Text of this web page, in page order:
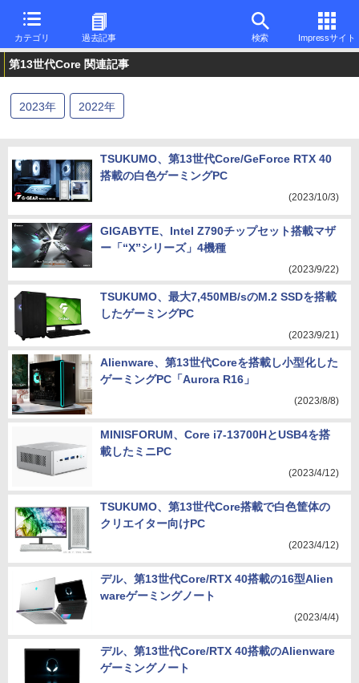
カテゴリ 過去記事 検索 Impressサイト
第13世代Core 関連記事
2023年 2022年
TSUKUMO、第13世代Core/GeForce RTX 40
搭載の白色ゲーミングPC
(2023/10/3)
GIGABYTE、Intel Z790チップセット搭載マザ
ー「“X”シリーズ」4機種
(2023/9/22)
TSUKUMO、最大7,450MB/sのM.2 SSDを搭載
したゲーミングPC
(2023/9/21)
Alienware、第13世代Coreを搭載し小型化した
ゲーミングPC「Aurora R16」
(2023/8/8)
MINISFORUM、Core i7-13700HとUSB4を搭
載したミニPC
(2023/4/12)
TSUKUMO、第13世代Core搭載で白色筐体の
クリエイター向けPC
(2023/4/12)
デル、第13世代Core/RTX 40搭載の16型Alien
wareゲーミングノート
(2023/4/4)
デル、第13世代Core/RTX 40搭載のAlienware
ゲーミングノート